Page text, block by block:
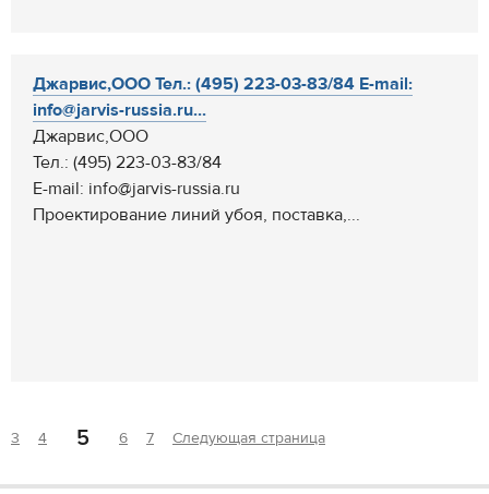
Джарвис,ООО Тел.: (495) 223-03-83/84 E-mail:
info@jarvis-russia.ru...
Джарвис,ООО
Тел.: (495) 223-03-83/84
E-mail: info@jarvis-russia.ru
Проектирование линий убоя, поставка,...
3 4 5 6 7 Следующая страница